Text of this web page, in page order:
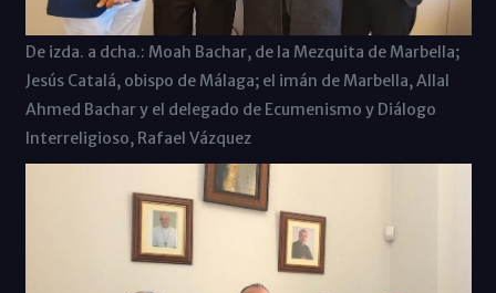
De izda. a dcha.: Moah Bachar, de la Mezquita de Marbella;
Jesús Catalá, obispo de Málaga; el imán de Marbella, Allal
Ahmed Bachar y el delegado de Ecumenismo y Diálogo
Interreligioso, Rafael Vázquez